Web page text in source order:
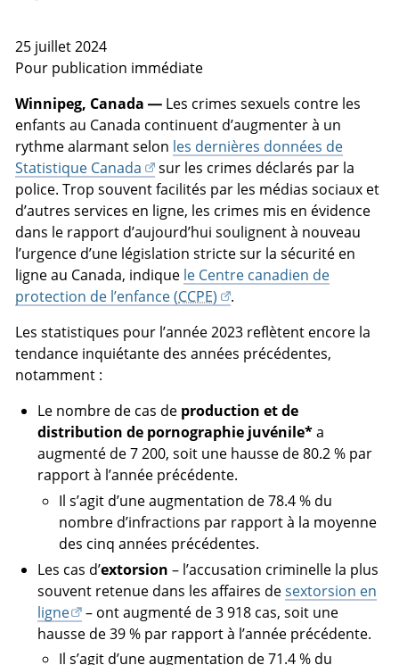
25 juillet 2024
Pour publication immédiate
Winnipeg, Canada — Les crimes sexuels contre les
enfants au Canada continuent d’augmenter à un
rythme alarmant selon les dernières données de
Statistique Canada
sur les crimes déclarés par la
police. Trop souvent facilités par les médias sociaux et
d’autres services en ligne, les crimes mis en évidence
dans le rapport d’aujourd’hui soulignent à nouveau
l’urgence d’une législation stricte sur la sécurité en
ligne au Canada, indique le Centre canadien de
protection de l’enfance (CCPE)
.
Les statistiques pour l’année 2023 reflètent encore la
tendance inquiétante des années précédentes,
notamment :
Le nombre de cas de production et de
distribution de pornographie juvénile*a
augmenté de 7 200, soit une hausse de 80.2 % par
rapport à l’année précédente.
Il s’agit d’une augmentation de 78.4 % du
nombre d’infractions par rapport à la moyenne
des cinq années précédentes.
Les cas d’extorsion – l’accusation criminelle la plus
souvent retenue dans les affaires desextorsion en
ligne
– ont augmenté de 3 918 cas, soit une
hausse de 39 % par rapport à l’année précédente.
Il s’agit d’une augmentation de 71.4 % du